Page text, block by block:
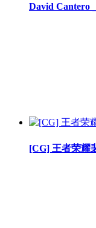
David Cantero
[CG] 王者荣耀